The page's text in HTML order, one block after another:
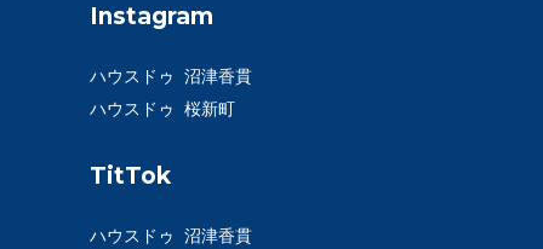
Instagram
ハウスドゥ 沼津香貫
ハウスドゥ 桜新町
TitTok
ハウスドゥ 沼津香貫